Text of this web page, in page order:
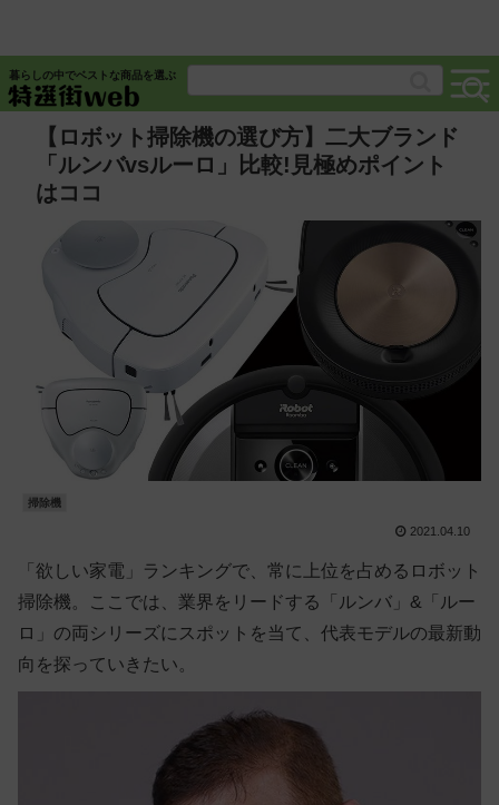
暮らしの中でベストな商品を選ぶ
【ロボット掃除機の選び方】二大ブランド
「ルンバvsルーロ」比較!見極めポイント
はココ
掃除機
2021.04.10
「欲しい家電」ランキングで、常に上位を占めるロボット
掃除機。ここでは、業界をリードする「ルンバ」&「ルー
ロ」の両シリーズにスポットを当て、代表モデルの最新動
向を探っていきたい。